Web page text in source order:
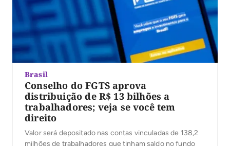
Brasil
Conselho do FGTS aprova
distribuição de R$ 13 bilhões a
trabalhadores; veja se você tem
direito
Valor será depositado nas contas vinculadas de 138,2
milhões de trabalhadores que tinham saldo no fundo